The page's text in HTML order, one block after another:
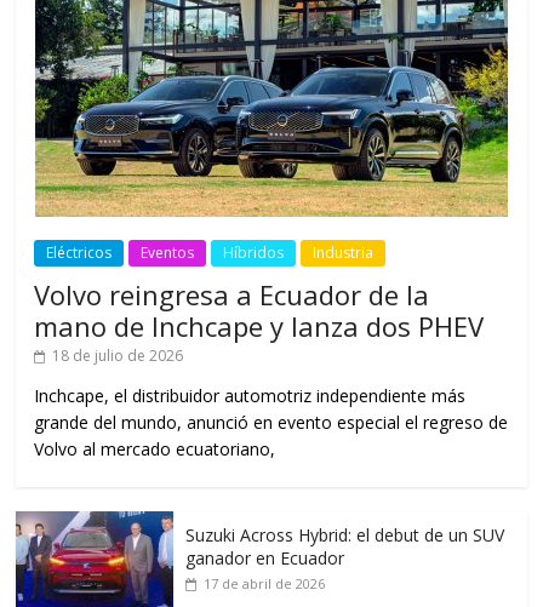
Eléctricos Eventos Híbridos Industria
Volvo reingresa a Ecuador de la
mano de Inchcape y lanza dos PHEV
18 de julio de 2026
Inchcape, el distribuidor automotriz independiente más
grande del mundo, anunció en evento especial el regreso de
Volvo al mercado ecuatoriano,
Suzuki Across Hybrid: el debut de un SUV
ganador en Ecuador
17 de abril de 2026